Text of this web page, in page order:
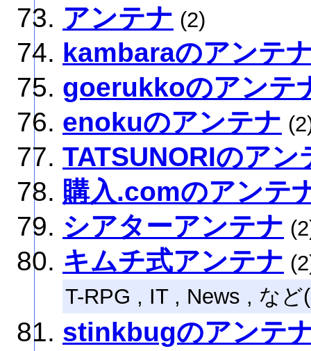
アンテナ (2)
kambaraのアンテ
goerukkoのアンテ
enokuのアンテナ
TATSUNORIのアン
購入.comのアンテ
シアターアンテナ
キムチ式アンテナ
T-RPG , IT , News , など
stinkbugのアンテ